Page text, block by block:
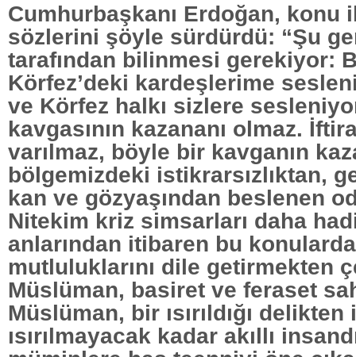
Cumhurbaşkanı Erdoğan, konu
sözlerini şöyle sürdürdü: “Şu
tarafından bilinmesi gerekiyor:
Körfez’deki kardeşlerime
ve Körfez halkı sizlere
kavgasının kazananı olmaz.
varılmaz, böyle bir kavganın
bölgemizdeki istikrarsızlıktan,
kan ve gözyaşından beslenen
Nitekim kriz simsarları daha
anlarından itibaren bu
mutluluklarını dile getirmekten
Müslüman, basiret ve feraset
Müslüman, bir ısırıldığı
ısırılmayacak kadar akıllı